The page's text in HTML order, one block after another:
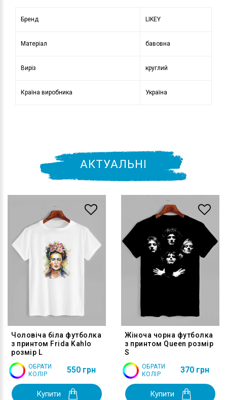
Бренд LIKEY
Матеріал бавовна
Виріз круглий
Країна виробника Україна
АКТУАЛЬНІ
Чоловіча біла футболка
з принтом Frida Kahlo
розмір L
ОБРАТИ
КОЛІР
550 грн
Купити
Жіноча чорна футболка
з принтом Queen розмір
S
ОБРАТИ
КОЛІР
370 грн
Купити